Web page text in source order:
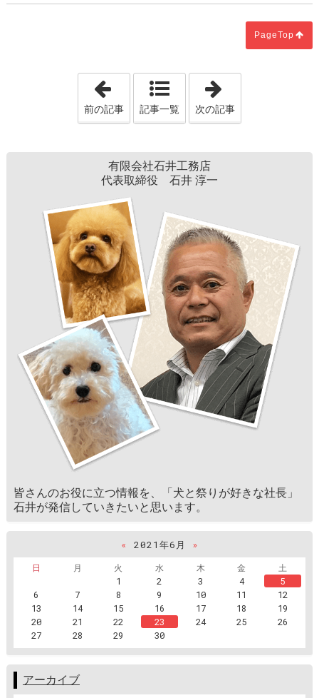
PageTop
「農家のお庭には知恵が満載」
前の記事 記事一覧 次の記事
有限会社石井工務店
代表取締役 石井 淳一
皆さんのお役に立つ情報を、「犬と祭りが好きな社長」
石井が発信していきたいと思います。
« 2021年6月
»
日
月 火 水 木 金
土
1
2 3 4
5
6
7 8 9 10 11
12
13
14 15 16 17 18
19
20
21 22 23 24 25
26
27
28 29 30
アーカイブ